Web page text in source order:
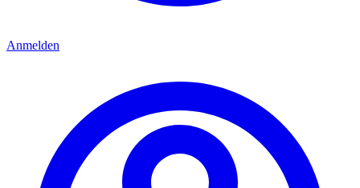
Anmelden